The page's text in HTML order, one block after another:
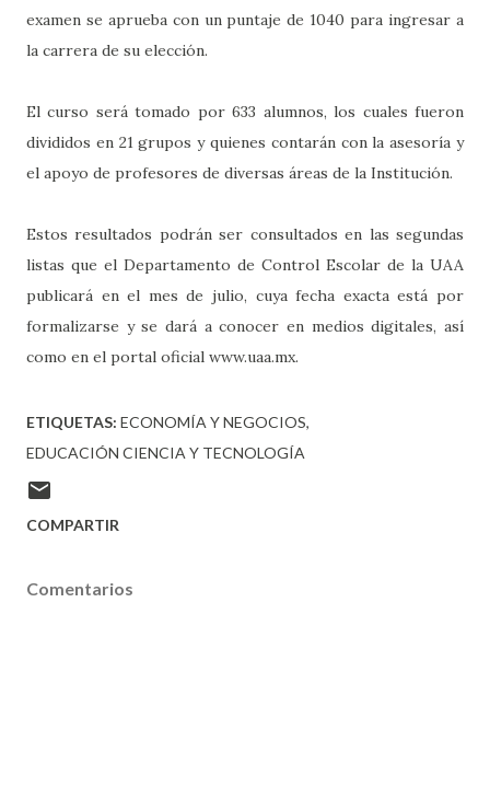
examen se aprueba con un puntaje de 1040 para ingresar a
la carrera de su elección.
El curso será tomado por 633 alumnos, los cuales fueron
divididos en 21 grupos y quienes contarán con la asesoría y
el apoyo de profesores de diversas áreas de la Institución.
Estos resultados podrán ser consultados en las segundas
listas que el Departamento de Control Escolar de la UAA
publicará en el mes de julio, cuya fecha exacta está por
formalizarse y se dará a conocer en medios digitales, así
como en el portal oficial www.uaa.mx.
ETIQUETAS: ECONOMÍA Y NEGOCIOS
EDUCACIÓN CIENCIA Y TECNOLOGÍA
COMPARTIR
Comentarios